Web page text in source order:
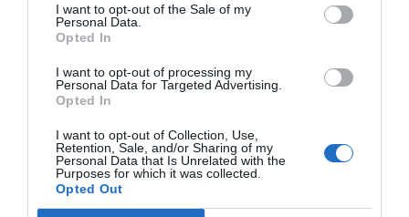
I want to opt-out of the Sale of my
Personal Data.
Opted In
I want to opt-out of processing my
Personal Data for Targeted Advertising.
Opted In
I want to opt-out of Collection, Use,
Retention, Sale, and/or Sharing of my
Personal Data that Is Unrelated with the
Purposes for which it was collected.
Opted Out